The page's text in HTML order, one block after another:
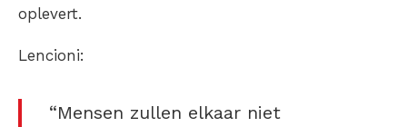
oplevert.
Lencioni:
“Mensen zullen elkaar niet